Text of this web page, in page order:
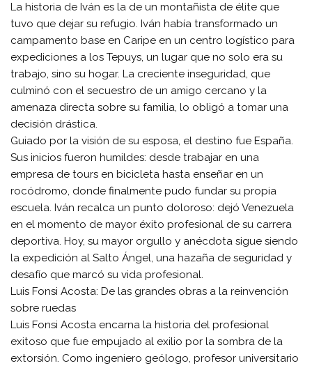
​La historia de Iván es la de un montañista de élite que
tuvo que dejar su refugio. Iván había transformado un
campamento base en Caripe en un centro logístico para
expediciones a los Tepuys, un lugar que no solo era su
trabajo, sino su hogar. La creciente inseguridad, que
culminó con el secuestro de un amigo cercano y la
amenaza directa sobre su familia, lo obligó a tomar una
decisión drástica.
​Guiado por la visión de su esposa, el destino fue España.
Sus inicios fueron humildes: desde trabajar en una
empresa de tours en bicicleta hasta enseñar en un
rocódromo, donde finalmente pudo fundar su propia
escuela. Iván recalca un punto doloroso: dejó Venezuela
en el momento de mayor éxito profesional de su carrera
deportiva. Hoy, su mayor orgullo y anécdota sigue siendo
la expedición al Salto Ángel, una hazaña de seguridad y
desafío que marcó su vida profesional.
​Luis Fonsi Acosta: De las grandes obras a la reinvención
sobre ruedas
​Luis Fonsi Acosta encarna la historia del profesional
exitoso que fue empujado al exilio por la sombra de la
extorsión. Como ingeniero geólogo, profesor universitario